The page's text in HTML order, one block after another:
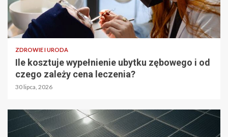
ZDROWIE I URODA
Ile kosztuje wypełnienie ubytku zębowego i od
czego zależy cena leczenia?
30 lipca, 2026